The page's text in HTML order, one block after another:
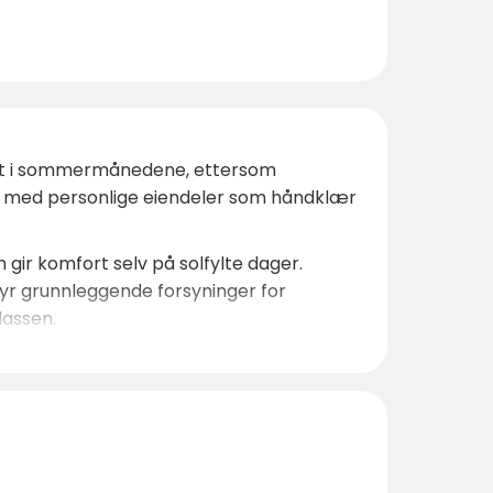
i sommermånedene, ettersom
personlige eiendeler som håndklær
gir komfort selv på solfylte dager.
grunnleggende forsyninger for
regionen et vell av
idylliske beliggenheten ved sjøen.